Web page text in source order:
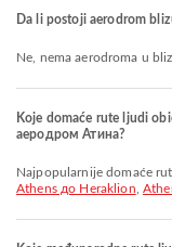
Da li postoji aerodrom
Ne, nema aerodroma u
Koje domaće rute ljudi
аеродром Атина?
Najpopularnije domaće
Athens до Heraklion